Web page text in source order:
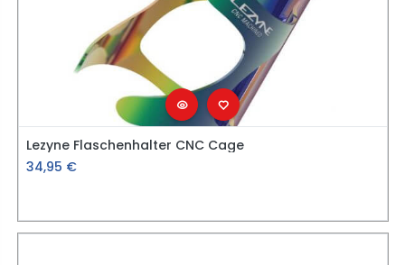
Lezyne Flaschenhalter CNC Cage
34,95 €